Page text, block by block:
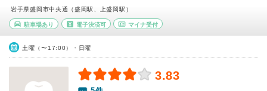
岩手県盛岡市中央通（盛岡駅、上盛岡駅）
駐車場あり 電子決済可 マイナ受付
土曜（〜17:00）・日曜
3.83